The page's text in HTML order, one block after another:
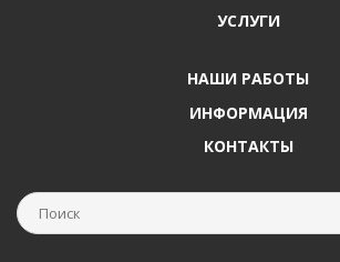
УСЛУГИ
НАШИ РАБОТЫ
ИНФОРМАЦИЯ
КОНТАКТЫ